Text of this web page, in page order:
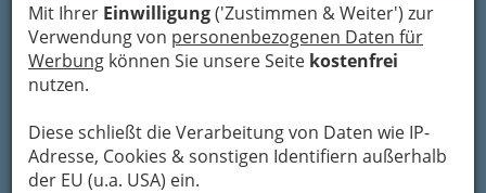
Mit Ihrer Einwilligung('Zustimmen & Weiter') zur
Verwendung von personenbezogenen Daten für
Werbung können Sie unsere Seite kostenfrei
nutzen.
Diese schließt die Verarbeitung von Daten wie IP-
Adresse, Cookies & sonstigen Identifiern außerhalb
der EU (u.a. USA) ein.
Karte